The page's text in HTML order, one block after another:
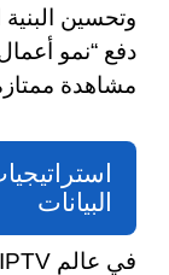
مشاهدة
البيانات